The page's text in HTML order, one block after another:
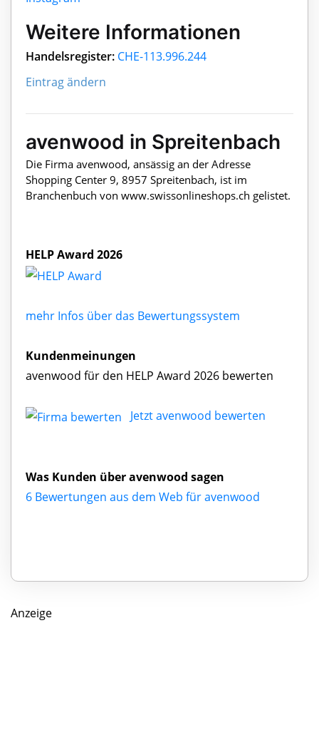
Weitere Informationen
Handelsregister: CHE-113.996.244
Eintrag ändern
avenwood in Spreitenbach
Die Firma avenwood, ansässig an der Adresse
Shopping Center 9, 8957 Spreitenbach, ist im
Branchenbuch von www.swissonlineshops.ch gelistet.
HELP Award 2026
mehr Infos über das Bewertungssystem
Kundenmeinungen
avenwood für den HELP Award 2026 bewerten
Jetzt avenwood bewerten
Was Kunden über avenwood sagen
6 Bewertungen aus dem Web für avenwood
Anzeige